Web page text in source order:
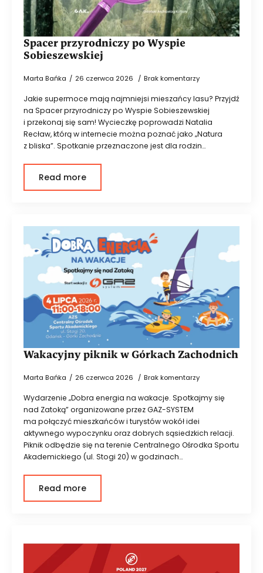
Spacer przyrodniczy po Wyspie
Sobieszewskiej
Marta Bańka 26 czerwca 2026 Brak komentarzy
Jakie supermoce mają najmniejsi mieszańcy lasu? Przyjdź
na Spacer przyrodniczy po Wyspie Sobieszewskiej
i przekonaj się sam! Wycieczkę poprowadzi Natalia
Recław, którą w internecie można poznać jako „Natura
z bliska”. Spotkanie przeznaczone jest dla rodzin…
Read more
Wakacyjny piknik w Górkach Zachodnich
Marta Bańka 26 czerwca 2026 Brak komentarzy
Wydarzenie „Dobra energia na wakacje. Spotkajmy się
nad Zatoką” organizowane przez GAZ-SYSTEM
ma połączyć mieszkańców i turystów wokół idei
aktywnego wypoczynku oraz dobrych sąsiedzkich relacji.
Piknik odbędzie się na terenie Centralnego Ośrodka Sportu
Akademickiego (ul. Stogi 20) w godzinach…
Read more